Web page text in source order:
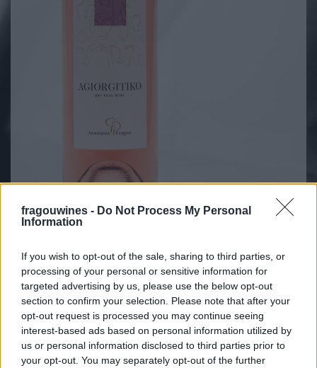
fragouwines - Do Not Process My Personal
Information
If you wish to opt-out of the sale, sharing to third parties, or
processing of your personal or sensitive information for
targeted advertising by us, please use the below opt-out
section to confirm your selection. Please note that after your
opt-out request is processed you may continue seeing
interest-based ads based on personal information utilized by
us or personal information disclosed to third parties prior to
your opt-out. You may separately opt-out of the further
Αρχική ΤΑ ΠΡΟΪΟΝΤΑ ΤΑ ΚΡΑΣΙΑ ΜΑΣ ΑΓΙΩΡΓΙΤΙΚΟ
ΠΟΙΚΙΛΙΑΚH
ΣYΝΘΕΣΗ
Αγιωργίτικο 90%,
Sangiovese 10%
ΠΓΕ ΑΤΤΙΚHΣ,
VOL
13%